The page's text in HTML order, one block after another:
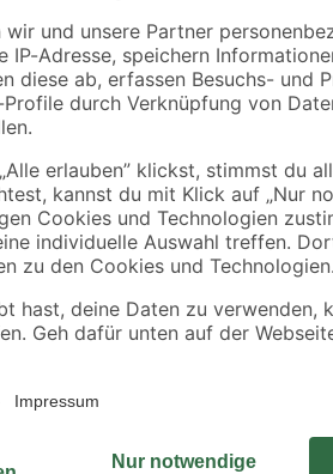
Bestseller
binderholz
Latte gehobelt 2000 x
3,98 €
binderholz
3,98